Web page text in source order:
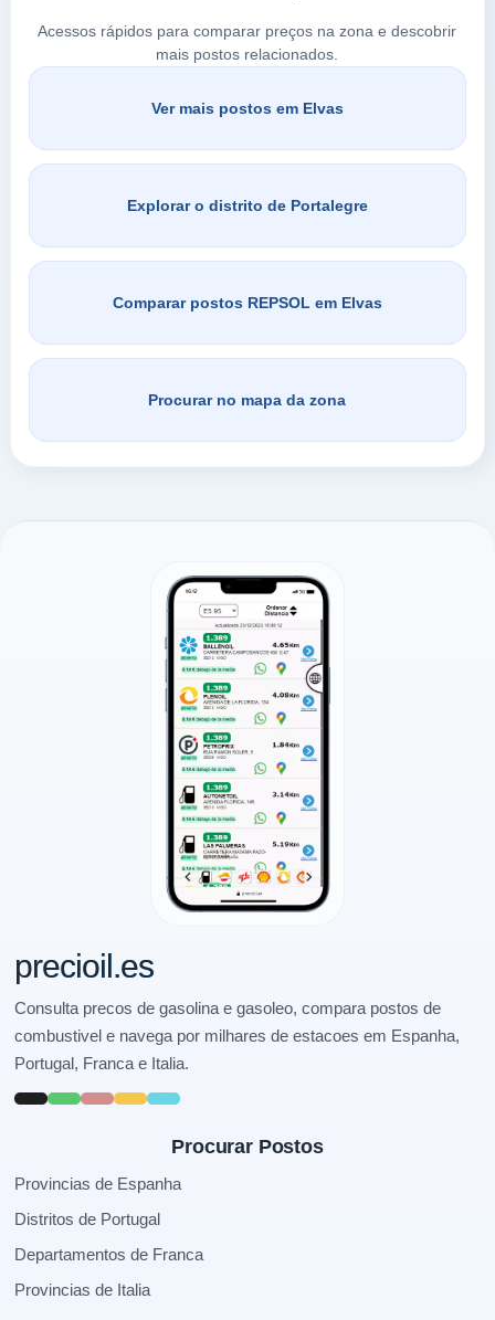
Acessos rápidos para comparar preços na zona e descobrir
mais postos relacionados.
Ver mais postos em Elvas
Explorar o distrito de Portalegre
Comparar postos REPSOL em Elvas
Procurar no mapa da zona
precioil.es
Consulta precos de gasolina e gasoleo, compara postos de
combustivel e navega por milhares de estacoes em Espanha,
Portugal, Franca e Italia.
Procurar Postos
Provincias de Espanha
Distritos de Portugal
Departamentos de Franca
Provincias de Italia